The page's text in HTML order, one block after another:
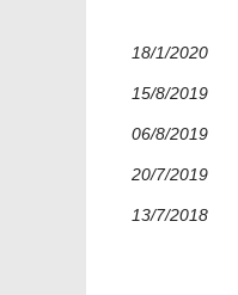
18/1/2020
15/8/2019
06/8/2019
20/7/2019
13/7/2018